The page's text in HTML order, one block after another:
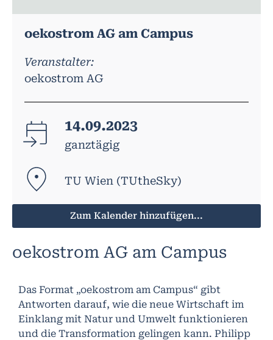
oekostrom AG am Campus
Veranstalter:
oekostrom AG
14.09.2023
ganztägig
TU Wien (TUtheSky)
Zum Kalender hinzufügen...
oekostrom AG am Campus
Das Format „oekostrom am Campus“ gibt
Antworten darauf, wie die neue Wirtschaft im
Einklang mit Natur und Umwelt funktionieren
und die Transformation gelingen kann. Philipp